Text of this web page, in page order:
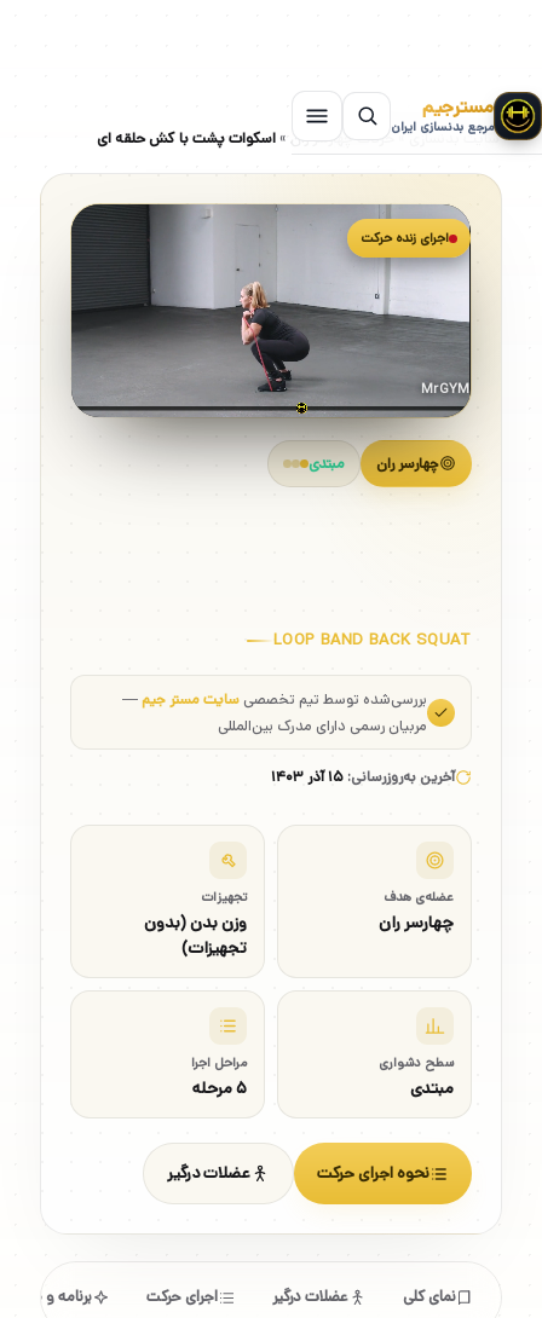
مسترجیم
مرجع بدنسازی ایران
سایت بدنسازی»حرکات چهارسر ران »اسکوات پشت با کش حلقه ای
چهارسر ران مبتدی
LOOP BAND BACK SQUAT
بررسی‌شده توسط تیم تخصصیسایت مستر جیم—
مربیان رسمی دارای مدرک بین‌المللی
آخرین به‌روزرسانی:۱۵ آذر ۱۴۰۳
عضله‌ی هدف
چهارسر ران
تجهیزات
وزن بدن (بدون
تجهیزات)
سطح دشواری
مبتدی
مراحل اجرا
۵ مرحله
نحوه اجرای حرکت عضلات درگیر
اجرای زنده حرکت
MrGYM
نمای کلی عضلات درگیر اجرای حرکت برنامه و